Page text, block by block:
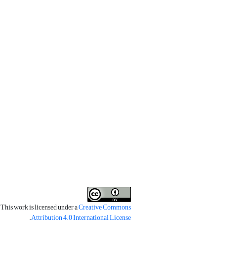
This work is licensed under aCreative Commons
Attribution 4.0 International License
.